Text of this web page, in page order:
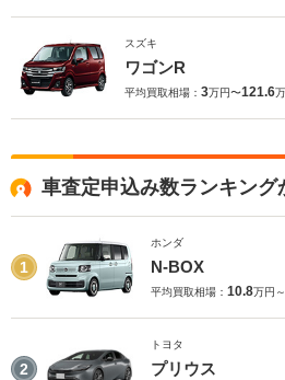
スズキ
ワゴンR
平均買取相場： 3万円〜121.6
車査定申込み数ランキング
1
ホンダ
N-BOX
平均買取相場： 10.8万円～
2
トヨタ
プリウス